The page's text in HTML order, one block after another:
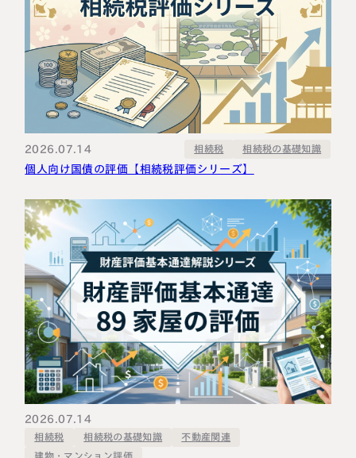
2026.07.14 相続税 相続税の基礎知識
個人向け国債の評価【相続税評価シリーズ】
2026.07.14
相続税 相続税の基礎知識 不動産関連
建物・マンション評価